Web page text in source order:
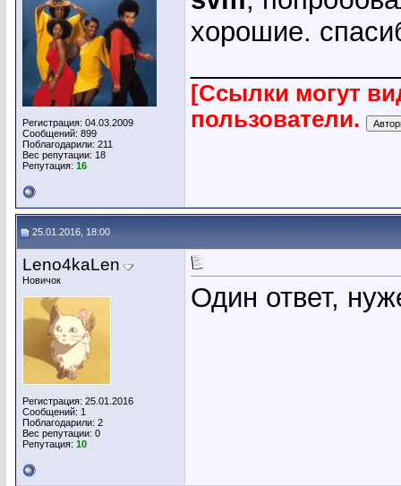
Регистрация: 04.03.2009
Сообщений: 899
Поблагодарили: 211
Вес репутации: 18
Репутация: 16
хорошие.
[Ссылки могут
пользователи.
25.01.2016, 18:00
Leno4kaLen
Новичок
Регистрация: 25.01.2016
Сообщений: 1
Поблагодарили: 2
Вес репутации: 0
Репутация: 10
Один ответ,